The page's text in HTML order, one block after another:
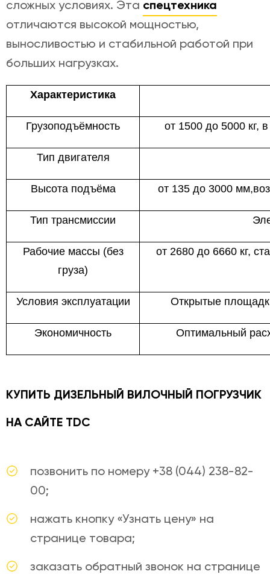
сложных условиях. Эта спецтехника
отличаются высокой мощностью,
выносливостью и стабильной работой при
больших нагрузках.
Характеристика
Грузоподъёмность от 1500 до 5000 кг,
Тип двигателя
Высота подъёма от 135 до 3000
Тип трансмиссии
Рабочие массы (без
груза)
от 2680 до 6660 кг,
Условия эксплуатации Открытые
Экономичность Оптимальный
КУПИТЬ ДИЗЕЛЬНЫЙ ВИЛОЧНЫЙ ПОГРУЗЧИК
НА САЙТЕ TDC
позвонить по номеру +38 (044) 238-82-
00;
нажать кнопку «Узнать цену» на
странице товара;
заказать обратный звонок на странице